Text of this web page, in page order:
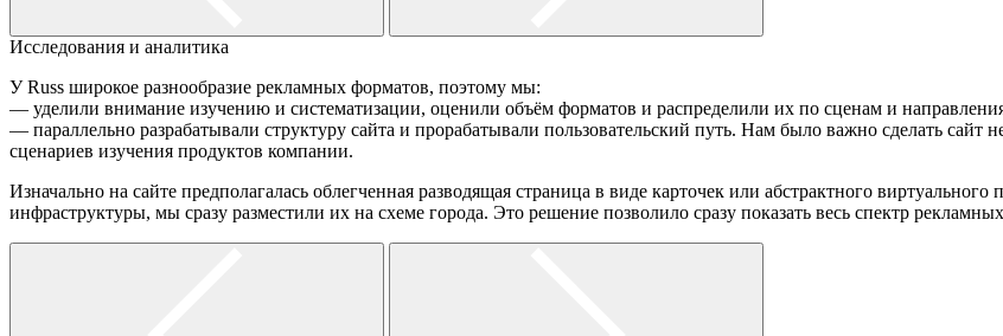
Исследования и аналитика
У Russ широкое разнообразие рекламных форматов, поэтому мы:
— уделили внимание изучению и систематизации, оценили объём форматов и распределили их по сценам и
— параллельно разрабатывали структуру сайта и прорабатывали пользовательский путь. Нам было важно сделать
сценариев изучения продуктов компании.
Изначально на сайте предполагалась облегченная разводящая страница в виде карточек или абстрактного
инфраструктуры, мы сразу разместили их на схеме города. Это решение позволило сразу показать весь спектр